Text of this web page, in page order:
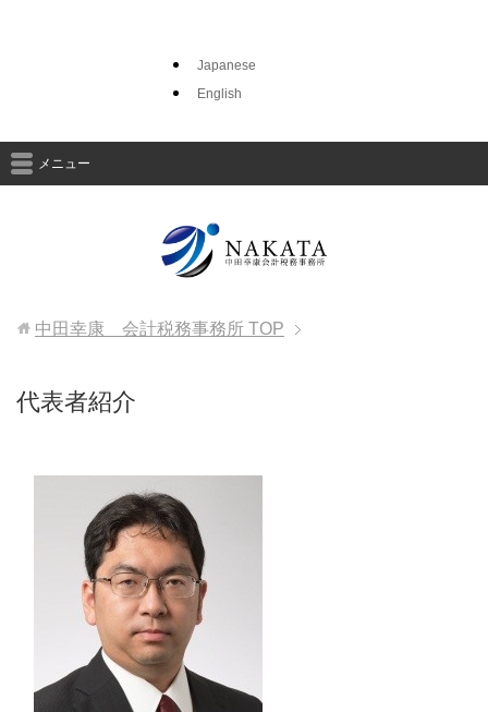
Japanese
English
メニュー
中田幸康 会計税務事務所 TOP
代表者紹介